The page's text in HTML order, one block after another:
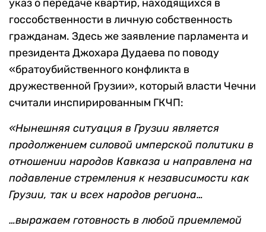
Фотография: Алексей Сочнев
Газета «Голос Чечено-Ингушетии» в последние
дни декабря опубликовала декларацию о
нейтралитете Чеченской республики, которая
объявила себя независимой в июле 1991 года, и
указ о передаче квартир, находящихся в
гражданам. Здесь же заявление парламента и
президента Джохара Дудаева по поводу
«братоубийственного конфликта в
дружественной Грузии», который власти Чечни
считали инспирированным ГКЧП:
«Нынешняя ситуация в Грузии является